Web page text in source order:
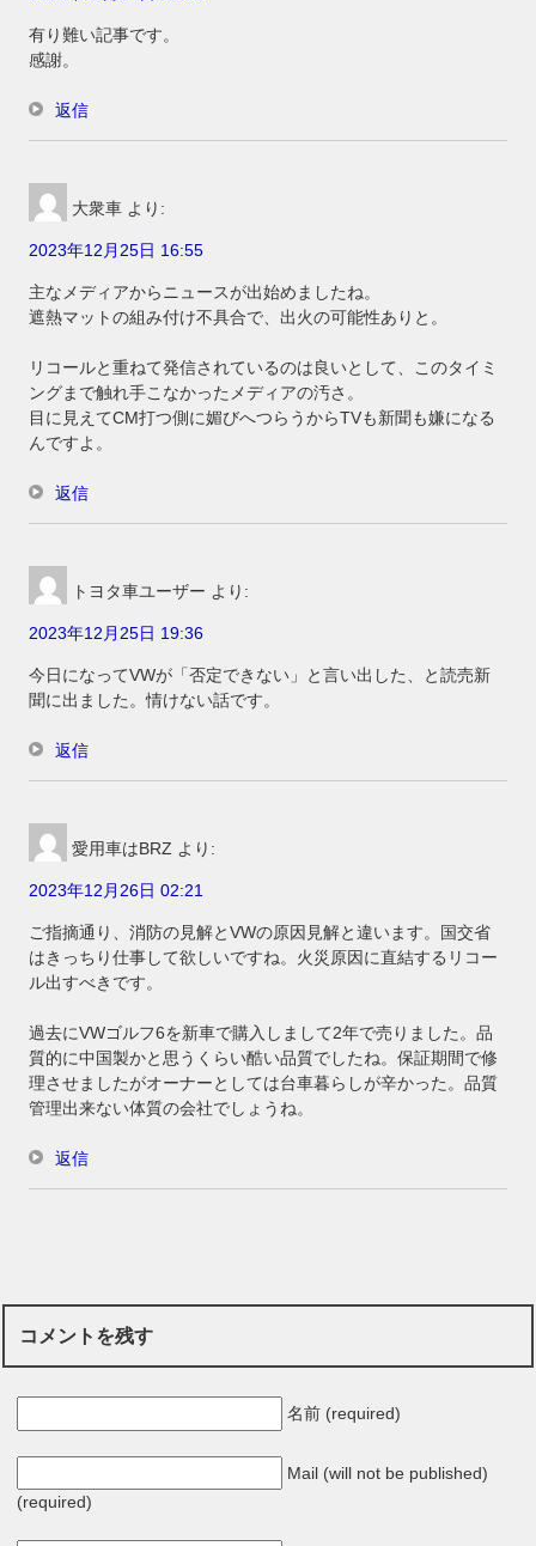
有り難い記事です。
感謝。
返信
大衆車 より:
2023年12月25日 16:55
主なメディアからニュースが出始めましたね。
遮熱マットの組み付け不具合で、出火の可能性ありと。
リコールと重ねて発信されているのは良いとして、このタイミ
ングまで触れ手こなかったメディアの汚さ。
目に見えてCM打つ側に媚びへつらうからTVも新聞も嫌になる
んですよ。
返信
トヨタ車ユーザー より:
2023年12月25日 19:36
今日になってVWが「否定できない」と言い出した、と読売新
聞に出ました。情けない話です。
返信
愛用車はBRZ より:
2023年12月26日 02:21
ご指摘通り、消防の見解とVWの原因見解と違います。国交省
はきっちり仕事して欲しいですね。火災原因に直結するリコー
ル出すべきです。
過去にVWゴルフ6を新車で購入しまして2年で売りました。品
質的に中国製かと思うくらい酷い品質でしたね。保証期間で修
理させましたがオーナーとしては台車暮らしが辛かった。品質
管理出来ない体質の会社でしょうね。
返信
コメントを残す
名前 (required)
Mail (will not be published)
(required)